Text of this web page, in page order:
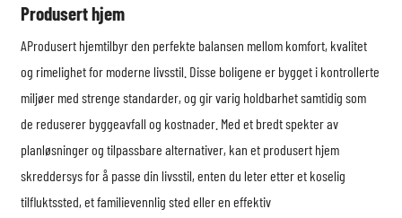
Produsert hjem
AProdusert hjemtilbyr den perfekte balansen mellom komfort, kvalitet
og rimelighet for moderne livsstil. Disse boligene er bygget i kontrollerte
miljøer med strenge standarder, og gir varig holdbarhet samtidig som
de reduserer byggeavfall og kostnader. Med et bredt spekter av
planløsninger og tilpassbare alternativer, kan et produsert hjem
skreddersys for å passe din livsstil, enten du leter etter et koselig
tilfluktssted, et familievennlig sted eller en effektiv